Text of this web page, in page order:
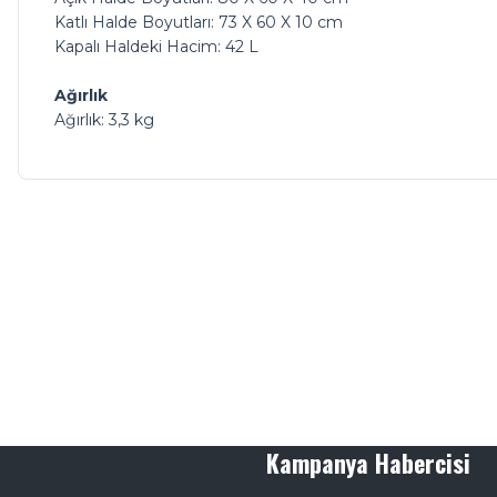
Katlı Halde Boyutları: 73 X 60 X 10 cm
Kapalı Haldeki Hacim: 42 L
Ağırlık
Ağırlık: 3,3 kg
Kampanya Habercisi